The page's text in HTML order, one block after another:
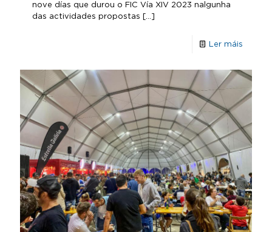
nove días que durou o FIC Vía XIV 2023 nalgunha
das actividades propostas […]
Ler máis